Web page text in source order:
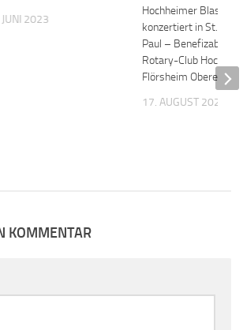
JUNI 2023
Hochheimer
konzertiert in St.
Paul – Benefizabend
Rotary-Club
Flörsheim Oberer
17. AUGUST 2022
KOMMENTAR